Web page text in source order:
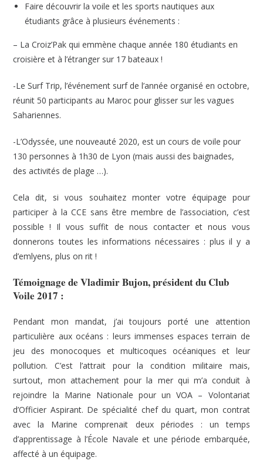
Faire découvrir la voile et les sports nautiques aux
étudiants grâce à plusieurs événements :
– La Croiz’Pak qui emmène chaque année 180 étudiants en
croisière et à l’étranger sur 17 bateaux !
-Le Surf Trip, l’événement surf de l’année organisé en octobre,
réunit 50 participants au Maroc pour glisser sur les vagues
Sahariennes.
-L’Odyssée, une nouveauté 2020, est un cours de voile pour
130 personnes à 1h30 de Lyon (mais aussi des baignades,
des activités de plage …).
Cela dit, si vous souhaitez monter votre équipage pour
participer à la CCE sans être membre de l’association, c’est
possible ! Il vous suffit de nous contacter et nous vous
donnerons toutes les informations nécessaires : plus il y a
d’emlyens, plus on rit !
Témoignage de Vladimir Bujon, président du Club
Voile 2017 :
Pendant mon mandat, j’ai toujours porté une attention
particulière aux océans : leurs immenses espaces terrain de
jeu des monocoques et multicoques océaniques et leur
pollution. C’est l’attrait pour la condition militaire mais,
surtout, mon attachement pour la mer qui m’a conduit à
rejoindre la Marine Nationale pour un VOA – Volontariat
d’Officier Aspirant. De spécialité chef du quart, mon contrat
avec la Marine comprenait deux périodes : un temps
d’apprentissage à l’École Navale et une période embarquée,
affecté à un équipage.